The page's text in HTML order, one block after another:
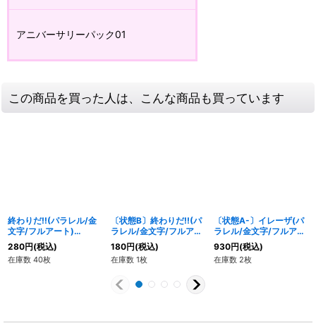
アニバーサリーパック01
この商品を買った人は、こんな商品も買っています
終わりだ!!(パラレル/金
文字/フルアート)
【R☆】{FB03-023}
280円(税込)
在庫数 40枚
〔状態B〕終わりだ!!(パ
ラレル/金文字/フルアー
ト)【R☆】{FB03-023}
180円(税込)
在庫数 1枚
〔状態A-〕イレーザ(パ
ラレル/金文字/フルアー
ト)【C☆】{FB03-028}
930円(税込)
在庫数 2枚